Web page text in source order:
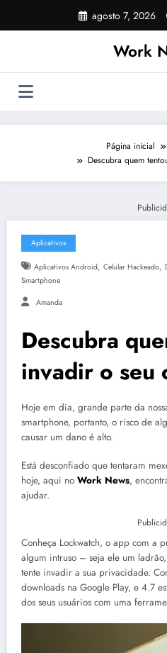
o
agosto 7, 2026
Work
Página inicial
Descubra quem
Aplicativos
Aplicativos Android, Celular Hackeado,
Smartphone
Amanda
Descubra
invadir o seu
Hoje em dia, grande parte da
smartphone, portanto, o risco de
causar um dano é alto.
Está desconfiado que tentaram
hoje, aqui no Work News,
ajudar.
Conheça Lockwatch, o app com a
algum intruso – seja ele um
tente invadir a sua privacidade.
downloads na Google Play, e 4.7
dos seus usuários com uma